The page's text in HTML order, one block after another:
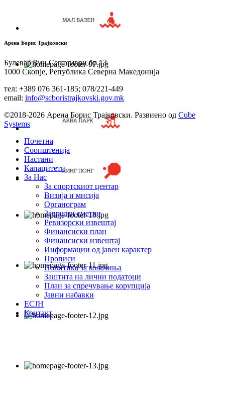
Арена Борис Трајковски
Булевар 8ми Септември бр.13
1000 Скопје, Република Северна Македонија
тел: +389 076 361-185; 078/221-449
email: info@scboristrajkovski.gov.mk
©2018-2026 Арена Борис Трајковски. Развиено од Cube
Systems
Почетна
Соопштенија
Настани
Капацитети
За Нас
За спортскиот центар
Визија и мисија
Органограм
Завршни сметки
Ревизорски извештај
Финансиски план
Финансиски извештај
Информации од јавен карактер
Прописи
Политика за колачиња
Заштита на лични податоци
План за спречување корупција
Јавни набавки
ЕСЈН
Контакт